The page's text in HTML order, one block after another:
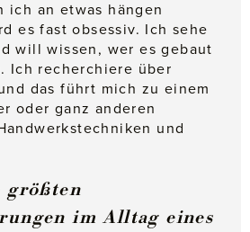
ich an etwas hängen
es fast obsessiv. Ich sehe
will wissen, wer es gebaut
Ich recherchiere über
das führt mich zu einem
oder ganz anderen
und
größten
im Alltag eines